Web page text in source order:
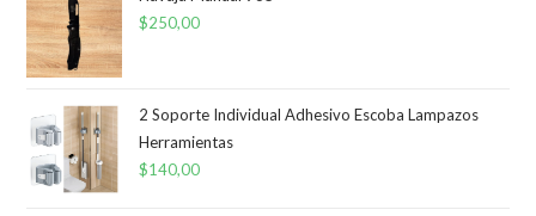
$250,00
2 Soporte Individual Adhesivo Escoba Lampazos
Herramientas
$140,00